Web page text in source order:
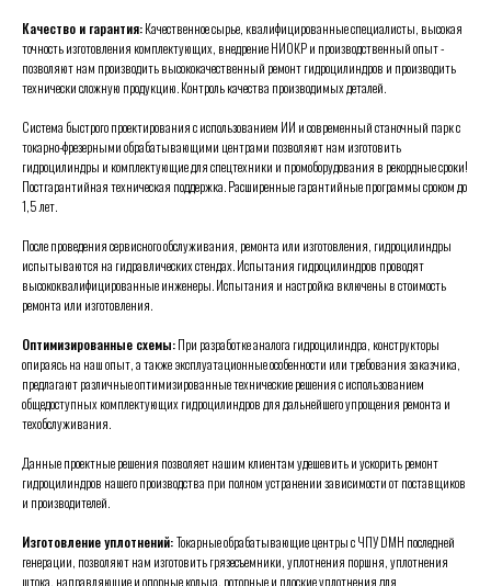
Качество и гарантия:Качественное сырье, квалифицированные специалисты, высокая
точность изготовления комплектующих, внедрение НИОКР и производственный опыт -
позволяют нам производить высококачественный ремонт гидроцилиндров и производить
технически сложную продукцию. Контроль качества производимых деталей.
Система быстрого проектирования с использованием ИИ и современный станочный парк с
токарно-фрезерными обрабатывающими центрами позволяют нам изготовить
гидроцилиндры и комплектующие для спецтехники и промоборудования в рекордные сроки!
Постгарантийная техническая поддержка. Расширенные гарантийные программы сроком до
1,5 лет.
После проведения сервисного обслуживания, ремонта или изготовления, гидроцилиндры
испытываются на гидравлических стендах. Испытания гидроцилиндров проводят
высококвалифицированные инженеры.Испытания и настройка включены в стоимость
ремонта или изготовления.
Оптимизированные схемы:При разработке аналога гидроцилиндра, конструкторы
опираясь на наш опыт, а также эксплуатационные особенности или требования заказчика,
предлагают различные оптимизированные технические решения с использованием
общедоступных комплектующих гидроцилиндров для дальнейшего упрощения ремонта и
техобслуживания.
Данные проектные решения позволяет нашим клиентам удешевить и ускорить ремонт
гидроцилиндров нашего производства при полном устранении зависимости от поставщиков
и производителей.
Изготовление уплотнений:Токарные обрабатывающие центры с ЧПУ DMH последней
генерации, позволяют нам изготовить грязесъемники, уплотнения поршня, уплотнения
штока, направляющие и опорные кольца, роторные и плоские уплотнения для